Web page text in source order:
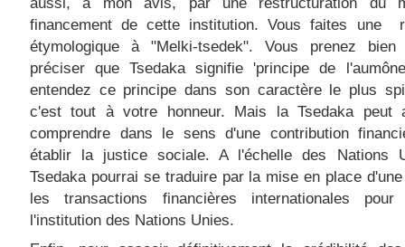
financement de cette institution. Vous faites une
étymologique à "Melki-tsedek". Vous prenez
préciser que Tsedaka signifie 'principe de
entendez ce principe dans son caractère le plus
c'est tout à votre honneur. Mais la Tsedaka peut
comprendre dans le sens d'une contribution
établir la justice sociale. A l'échelle des Nations
Tsedaka pourrai se traduire par la mise en place
les transactions financières internationales pour
l'institution des Nations Unies.